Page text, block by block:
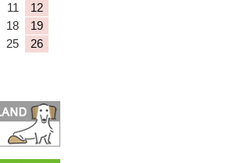
11
12
18
19
25
26